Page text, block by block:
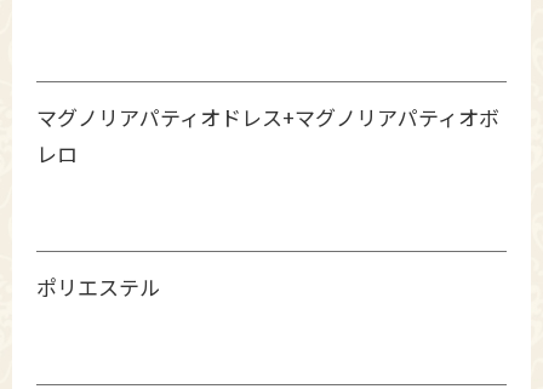
マグノリアパティオドレス+マグノリアパティオボ
レロ
ポリエステル